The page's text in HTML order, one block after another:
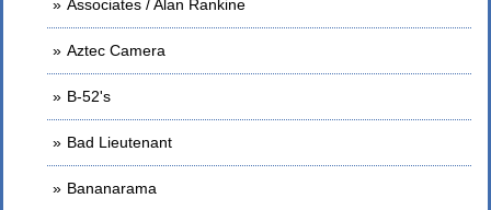
Associates / Alan Rankine
Aztec Camera
B-52's
Bad Lieutenant
Bananarama